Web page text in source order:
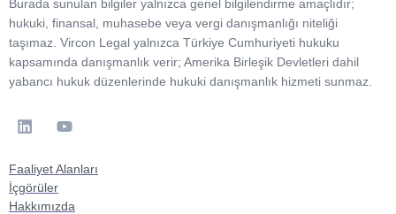
Burada sunulan bilgiler yalnızca genel bilgilendirme amaçlıdır;
hukuki, finansal, muhasebe veya vergi danışmanlığı niteliği
taşımaz. Vircon Legal yalnızca Türkiye Cumhuriyeti hukuku
kapsamında danışmanlık verir; Amerika Birleşik Devletleri dahil
yabancı hukuk düzenlerinde hukuki danışmanlık hizmeti sunmaz.
Faaliyet Alanları
İçgörüler
Hakkımızda